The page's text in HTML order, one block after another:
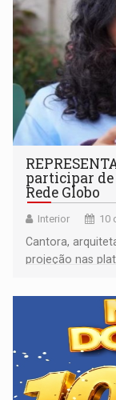
participar
Rede Globo
Interior 10
Cantora,
projeção nas
nacional